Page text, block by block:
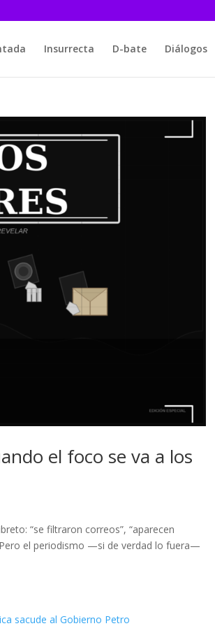
Insurrecta D-bate Diálogos
el foco se va a los
“se filtraron correos”, “aparecen
Pero el periodismo —si de verdad lo fuera—